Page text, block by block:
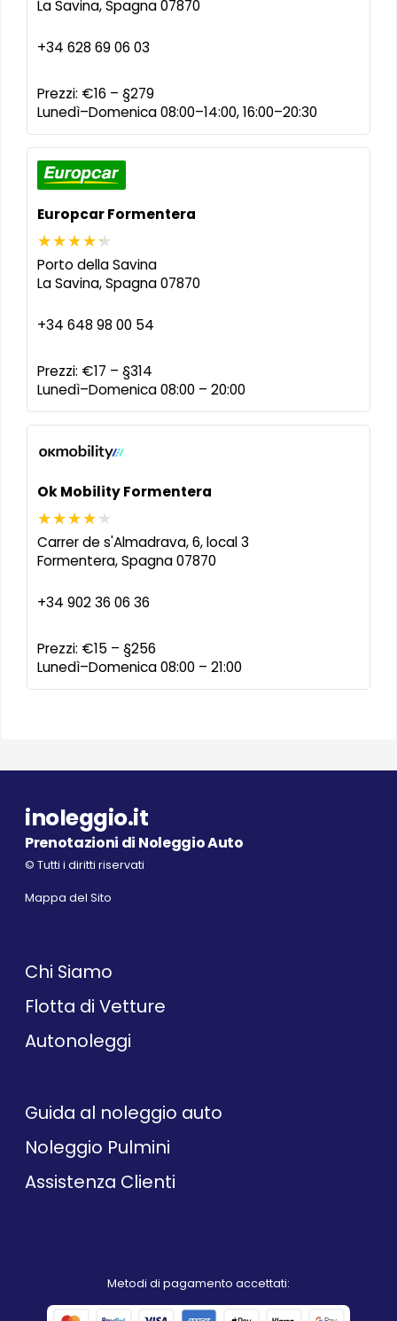
La Savina,Spagna 07870
+34 628 69 06 03
Prezzi: €16 – §279
Lunedì–Domenica 08:00–14:00, 16:00–20:30
Europcar Formentera
Porto della Savina
La Savina,Spagna 07870
+34 648 98 00 54
Prezzi: €17 – §314
Lunedì–Domenica 08:00 – 20:00
Ok Mobility Formentera
Carrer de s'Almadrava, 6, local 3
Formentera,Spagna 07870
+34 902 36 06 36
Prezzi: €15 – §256
Lunedì–Domenica 08:00 – 21:00
inoleggio.it
Prenotazioni di Noleggio Auto
© Tutti i diritti riservati
Mappa del Sito
Chi Siamo
Flotta di Vetture
Autonoleggi
Guida al noleggio auto
Noleggio Pulmini
Assistenza Clienti
Metodi di pagamento accettati: